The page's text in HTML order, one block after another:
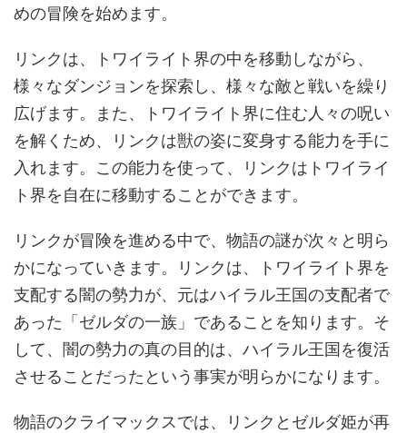
めの冒険を始めます。
リンクは、トワイライト界の中を移動しながら、
様々なダンジョンを探索し、様々な敵と戦いを繰り
広げます。また、トワイライト界に住む人々の呪い
を解くため、リンクは獣の姿に変身する能力を手に
入れます。この能力を使って、リンクはトワイライ
ト界を自在に移動することができます。
リンクが冒険を進める中で、物語の謎が次々と明ら
かになっていきます。リンクは、トワイライト界を
支配する闇の勢力が、元はハイラル王国の支配者で
あった「ゼルダの一族」であることを知ります。そ
して、闇の勢力の真の目的は、ハイラル王国を復活
させることだったという事実が明らかになります。
物語のクライマックスでは、リンクとゼルダ姫が再